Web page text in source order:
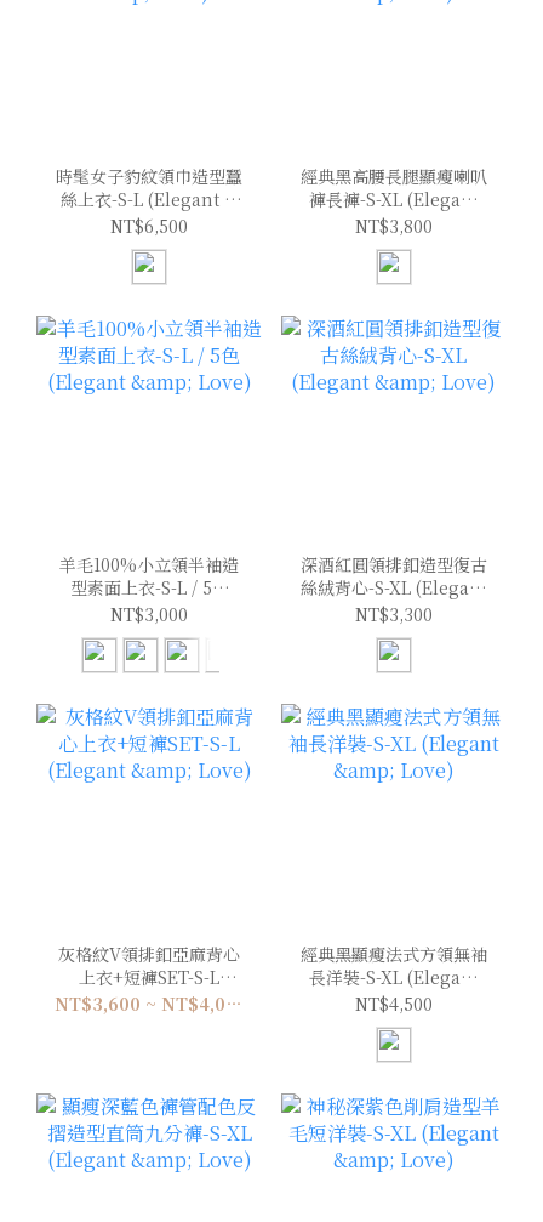
時髦女子豹紋領巾造型蠶
絲上衣-S-L (Elegant &
Love)
NT$6,500
經典黑高腰長腿顯瘦喇叭
褲長褲-S-XL (Elegant
& Love)
NT$3,800
羊毛100%小立領半袖造
型素面上衣-S-L / 5色
(Elegant & Love)
NT$3,000
深酒紅圓領排釦造型復古
絲絨背心-S-XL (Elegant
& Love)
NT$3,300
灰格紋V領排釦亞麻背心
上衣+短褲SET-S-L
(Elegant & Love) NT$3,600 ~ NT$4,000
經典黑顯瘦法式方領無袖
長洋裝-S-XL (Elegant
& Love)
NT$4,500